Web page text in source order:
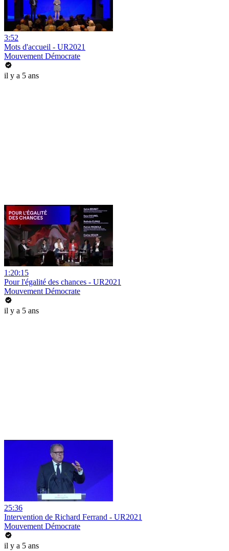
3:52
Mots d'accueil - UR2021
Mouvement Démocrate
il y a 5 ans
1:20:15
Pour l'égalité des chances - UR2021
Mouvement Démocrate
il y a 5 ans
25:36
Intervention de Richard Ferrand - UR2021
Mouvement Démocrate
il y a 5 ans